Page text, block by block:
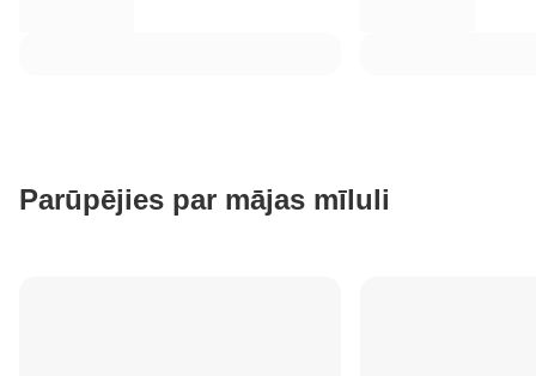
Parūpējies par mājas mīluli